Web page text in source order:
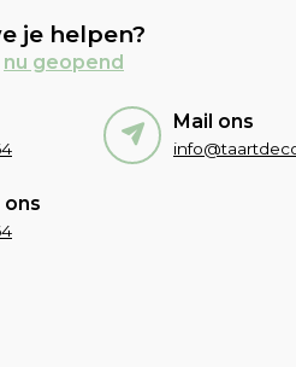
je helpen?
nu geopend
Mail ons